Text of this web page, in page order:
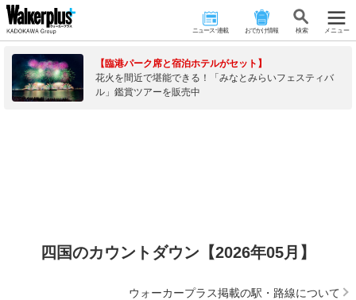
ニュース･連載 おでかけ情報 検 索 メニュー
【臨港パーク席と宿泊ホテルがセット】
花火を間近で堪能できる！「みなとみらいフェスティバ
ル」鑑賞ツアーを販売中
四国のカウントダウン【2026年05月】
ウォーカープラス掲載の駅・路線について